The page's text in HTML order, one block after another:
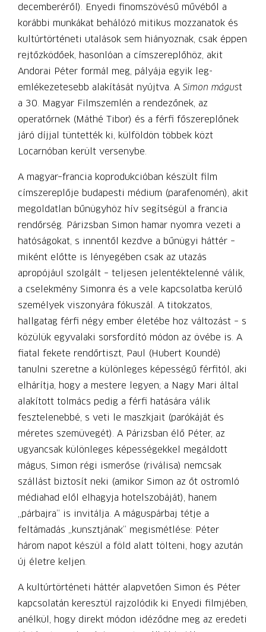
decemberéről). Enyedi finomszövésű művéből a
korábbi munkákat behálózó mitikus mozzanatok és
kultúrtörténeti utalások sem hiányoznak, csak éppen
rejtőzködőek, hasonlóan a címszereplőhöz, akit
Andorai Péter formál meg, pályája egyik leg­
emlékezetesebb alakítását nyújtva. A Simon mágust
a 30. Magyar Filmszemlén a rendezőnek, az
operatőrnek (Máthé Tibor) és a férfi főszereplőnek
járó díjjal tüntették ki, külföldön többek közt
Locarnóban került versenybe.
A magyar–francia koprodukcióban készült film
címszereplője budapesti médium (parafenomén), akit
megoldatlan bűnügyhöz hív segítségül a francia
rendőrség. Párizsban Simon hamar nyomra vezeti a
ha­tóságokat, s innentől kezdve a bűnügyi háttér –
miként előtte is lényegében csak az utazás
apropójául szolgált – teljesen jelentéktelenné válik,
a cselekmény Simonra és a vele kapcsolatba kerülő
személyek viszonyára fókuszál. A titokzatos,
hallgatag férfi négy ember életébe hoz változást – s
közülük egyvalaki sorsfordító módon az övébe is. A
fiatal fekete rendőrtiszt, Paul (Hubert Koundé)
tanulni szeretne a különleges képességű férfitól, aki
elhárítja, hogy a mestere legyen; a Nagy Mari által
alakított tolmács pedig a férfi hatására válik
fesztelenebbé, s veti le maszkjait (parókáját és
méretes szemüvegét). A Párizsban élő Péter, az
ugyancsak különleges képességekkel megáldott
mágus, Simon régi ismerőse (riválisa) nemcsak
szállást biztosít neki (amikor Simon az őt ostromló
médiahad elől elhagyja hotelszobáját), hanem
„párbajra” is invitálja. A máguspárbaj tétje a
feltámadás „kunsztjának” megismétlése: Péter
három napot készül a föld alatt tölteni, hogy azután
új életre keljen.
A kultúrtörténeti háttér alapvetően Simon és Péter
kapcsolatán keresztül rajzolódik ki Enyedi filmjében,
anélkül, hogy direkt módon idéződne meg az eredeti